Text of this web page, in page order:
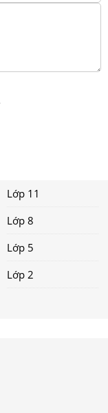
Lớp 11
Lớp 8
Lớp 5
Lớp 2